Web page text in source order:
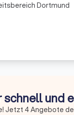
Dortmund
schnell und
Jetzt 4 Angebote